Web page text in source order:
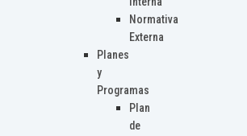
Normativa
Externa
Planes
y
Programas
Plan
de